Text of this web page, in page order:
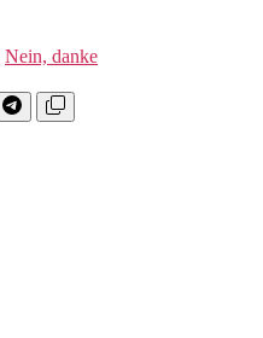
Nein, danke